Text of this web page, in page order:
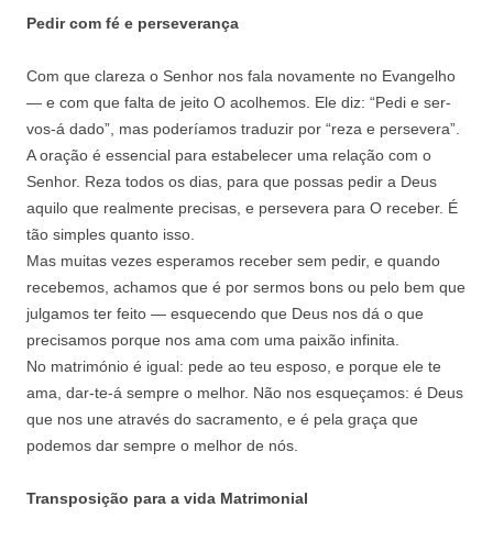
Pedir com fé e perseverança
Com que clareza o Senhor nos fala novamente no Evangelho
— e com que falta de jeito O acolhemos. Ele diz: “Pedi e ser-
vos-á dado”, mas poderíamos traduzir por “reza e persevera”.
A oração é essencial para estabelecer uma relação com o
Senhor. Reza todos os dias, para que possas pedir a Deus
aquilo que realmente precisas, e persevera para O receber. É
tão simples quanto isso.
Mas muitas vezes esperamos receber sem pedir, e quando
recebemos, achamos que é por sermos bons ou pelo bem que
julgamos ter feito — esquecendo que Deus nos dá o que
precisamos porque nos ama com uma paixão infinita.
No matrimónio é igual: pede ao teu esposo, e porque ele te
ama, dar-te-á sempre o melhor. Não nos esqueçamos: é Deus
que nos une através do sacramento, e é pela graça que
podemos dar sempre o melhor de nós.
Transposição para a vida Matrimonial